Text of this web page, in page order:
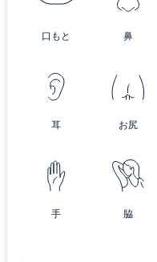
口もと 鼻
耳 お尻
手 脇